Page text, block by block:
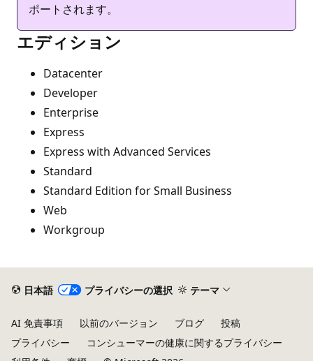
ポートされます。
エディション
Datacenter
Developer
Enterprise
Express
Express with Advanced Services
Standard
Standard Edition for Small Business
Web
Workgroup
日本語 プライバシーの選択 テーマ
AI 免責事項 以前のバージョン ブログ
投稿
プライバシー
コンシューマーの健康に関するプライバシー